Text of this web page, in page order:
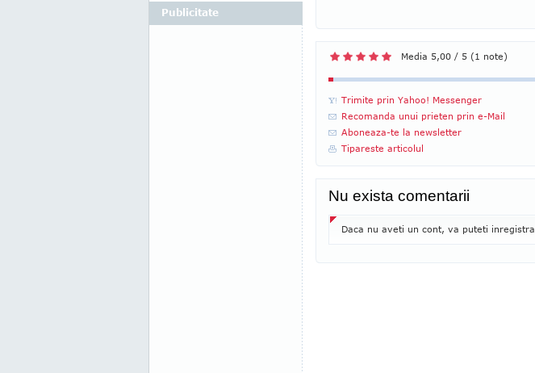
Media 5,00 / 5 (1 note)
Trimite prin Yahoo! Messenger
Recomanda unui prieten prin e-Mail
Aboneaza-te la newsletter
Tipareste articolul
Nu exista comentarii
Daca nu aveti un cont, va puteti inregistra
Publicitate